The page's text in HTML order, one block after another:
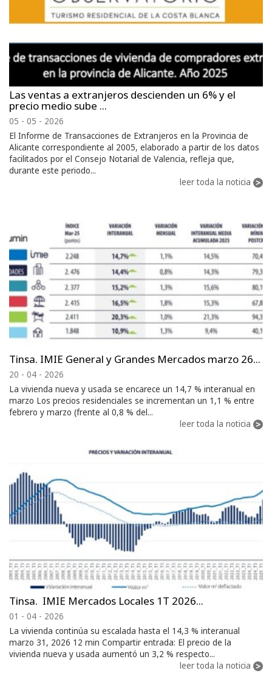
Las ventas a extranjeros descienden un 6% y el
precio medio sube ...
05 - 05 - 2026
El Informe de Transacciones de Extranjeros en la Provincia de
Alicante correspondiente al 2005, elaborado a partir de los datos
facilitados por el Consejo Notarial de Valencia, refleja que,
durante este periodo...
leer toda la noticia
Tinsa. IMIE General y Grandes Mercados marzo 26...
20 - 04 - 2026
La vivienda nueva y usada se encarece un 14,7 % interanual en
marzo Los precios residenciales se incrementan un 1,1 % entre
febrero y marzo (frente al 0,8 % del...
leer toda la noticia
Tinsa. IMIE Mercados Locales 1T 2026...
01 - 04 - 2026
La vivienda continúa su escalada hasta el 14,3 % interanual
marzo 31, 2026 12 min Compartir entrada: El precio de la
vivienda nueva y usada aumentó un 3,2 % respecto...
leer toda la noticia